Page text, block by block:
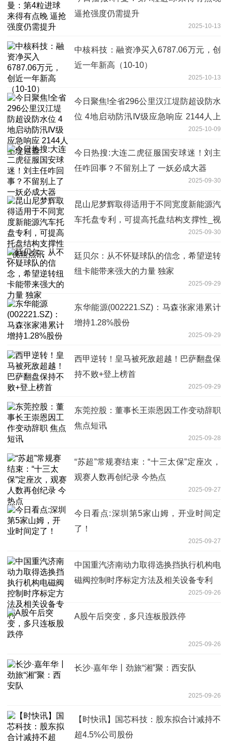
逼抢强度仍需提升
2025-10-13
中核科技：融资净买入6787.06万元，创
近一年新高（10-10）
2025-10-13
今日聚焦!全省296公里汉江堤防超设防水
位 4地启动防汛Ⅳ级应急响应 2144人上
2025-10-09
今日热搜:大连二虎征服国安球迷！刘主
任咋回事？不留别上了 一妖必成大器
2025-09-30
昆山尼梦辉取得适用于不同宽度新能源汽
车托盘专利，可提高托盘结构支撑性_视
2025-09-30
廷贝尔：从不怀疑球队的信念，希望逆转
纽卡能带来强大的力量 独家
2025-09-29
东华能源(002221.SZ)：马森张家港累计
增持1.28%股份
2025-09-29
西甲逆转！皇马被死敌超越！巴萨翻盘保
持不败+登上榜首
2025-09-29
东莞控股：董事长王崇恩因工作变动辞职
焦点短讯
2025-09-28
“苏超”常规赛结束：“十三太保”定座次，
观赛人数再创纪录 今热点
2025-09-27
今日看点:深圳第5家山姆，开业时间定
了！
2025-09-27
中国重汽济南动力取得选换挡执行机构电
磁阀控制时序标定方法及相关设备专利
2025-09-26
A股午后突变，多只连板股跌停
2025-09-26
长沙·嘉年华丨劲旅“湘”聚：西安队
2025-09-26
【时快讯】国芯科技：股东拟合计减持不
超4.5%公司股份